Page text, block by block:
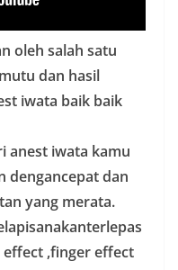
oleh salah satu
dan hasil
iwata baik baik
anest iwata kamu
dengancepat dan
yang merata.
,finger effect